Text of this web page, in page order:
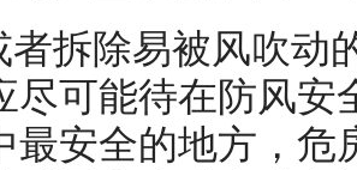
者拆除易被风吹动
尽可能待在防风安
最安全的地方，危